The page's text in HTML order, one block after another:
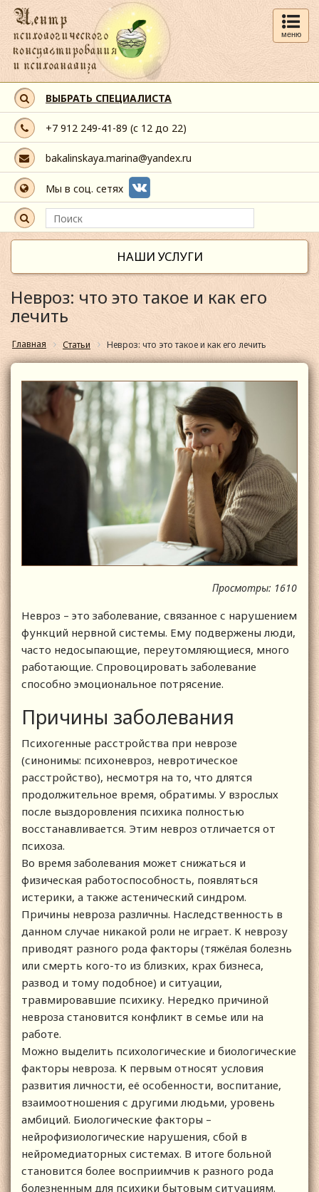
меню
ВЫБРАТЬ СПЕЦИАЛИСТА
+7 912 249-41-89 (с 12 до 22)
bakalinskaya.marina@yandex.ru
Мы в соц. сетях
НАШИ УСЛУГИ
Невроз: что это такое и как его
лечить
Главная Статьи Невроз: что это такое и как его лечить
Просмотры: 1610
Невроз – это заболевание, связанное с нарушением
функций нервной системы. Ему подвержены люди,
часто недосыпающие, переутомляющиеся, много
работающие. Спровоцировать заболевание
способно эмоциональное потрясение.
Причины заболевания
Психогенные расстройства при неврозе
(синонимы: психоневроз, невротическое
расстройство), несмотря на то, что длятся
продолжительное время, обратимы. У взрослых
после выздоровления психика полностью
восстанавливается. Этим невроз отличается от
психоза.
Во время заболевания может снижаться и
физическая работоспособность, появляться
истерики, а также астенический синдром.
Причины невроза различны. Наследственность в
данном случае никакой роли не играет. К неврозу
приводят разного рода факторы (тяжёлая болезнь
или смерть кого-то из близких, крах бизнеса,
развод и тому подобное) и ситуации,
травмировавшие психику. Нередко причиной
невроза становится конфликт в семье или на
работе.
Можно выделить психологические и биологические
факторы невроза. К первым относят условия
развития личности, её особенности, воспитание,
взаимоотношения с другими людьми, уровень
амбиций. Биологические факторы –
нейрофизиологические нарушения, сбой в
нейромедиаторных системах. В итоге больной
становится более восприимчив к разного рода
болезненным для психики бытовым ситуациям.